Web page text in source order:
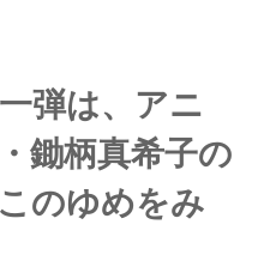
弾は、 アニ
鋤柄真希子の
のゆめをみ